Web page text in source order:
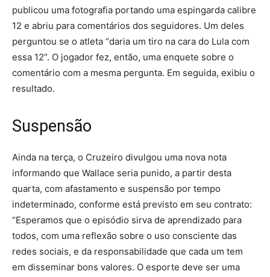
publicou uma fotografia portando uma espingarda calibre
12 e abriu para comentários dos seguidores. Um deles
perguntou se o atleta “daria um tiro na cara do Lula com
essa 12”. O jogador fez, então, uma enquete sobre o
comentário com a mesma pergunta. Em seguida, exibiu o
resultado.
Suspensão
Ainda na terça, o Cruzeiro divulgou uma nova nota
informando que Wallace seria punido, a partir desta
quarta, com afastamento e suspensão por tempo
indeterminado, conforme está previsto em seu contrato:
“Esperamos que o episódio sirva de aprendizado para
todos, com uma reflexão sobre o uso consciente das
redes sociais, e da responsabilidade que cada um tem
em disseminar bons valores. O esporte deve ser uma